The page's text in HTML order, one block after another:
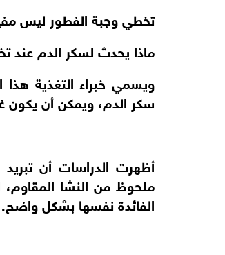
تخطي وجبة الفطور ليس
ماذا يحدث لسكر الدم عند
ويسمي خبراء التغذية هذا
سكر الدم، ويمكن أن يكون
أظهرت الدراسات أن
ملحوظ من النشا المقاوم،
الفائدة نفسها بشكل واضح.